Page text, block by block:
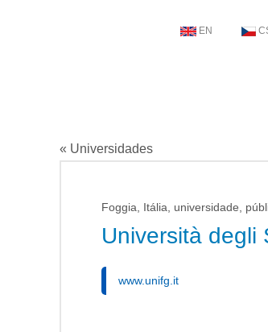
EN
« Universidades
Foggia, Itália, universidade,
Università degli
www.unifg.it